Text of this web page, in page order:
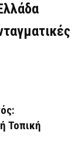
Τοπική